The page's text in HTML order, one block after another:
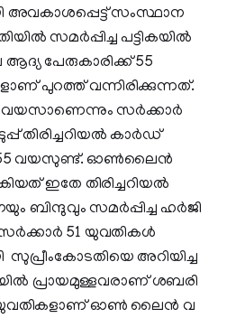
അവകാശപ്പെട്ട് സംസ്ഥാന
സമര്‍പ്പിച്ച പട്ടികയില്‍
പേരുകാരിക്ക് 55
പുറത്ത് വന്നിരിക്കുന്നത്.
വയസാണെന്നും സര്‍ക്കാർ
തിരിച്ചറിയല്‍ കാര്‍ഡ്
55 വയസുണ്ട്. ഓണ്‍ലൈന്‍
ഇതേ തിരിച്ചറിയല്‍
ബി​ന്ദു​വും സ​മ​ർ​പ്പി​ച്ച ഹ​ർ​ജി
51 യുവതികള്‍
അ​റി​യി​ച്ച​
പ്രാ​യ​മു​ള്ള​വ​രാ​ണ് ശ​ബ​രി​
യു​വ​തി​ക​ളാ​ണ് ഓ​ണ്‍ ലൈ​ൻ വ​